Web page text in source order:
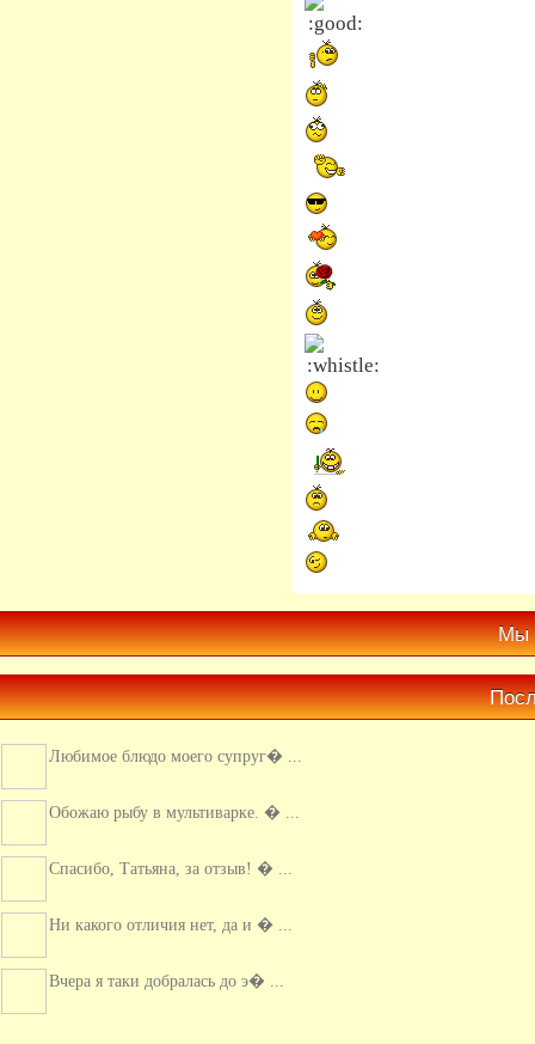
Мы
Любимое блюдо моего супруг� ...
Обожаю рыбу в мультиварке. � ...
Спасибо, Татьяна, за отзыв! � ...
Ни какого отличия нет, да и � ...
Вчера я таки добралась до э� ...
Супер идея! Так я еще не гот� ...